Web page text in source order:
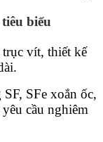
biểu
vít, thiết kế
SFe xoắn ốc,
cầu nghiêm